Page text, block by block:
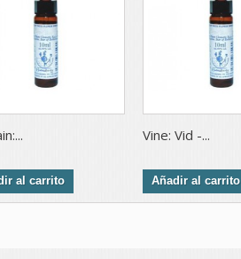
al carrito
Vine: Vid -...
Añadir al carrito